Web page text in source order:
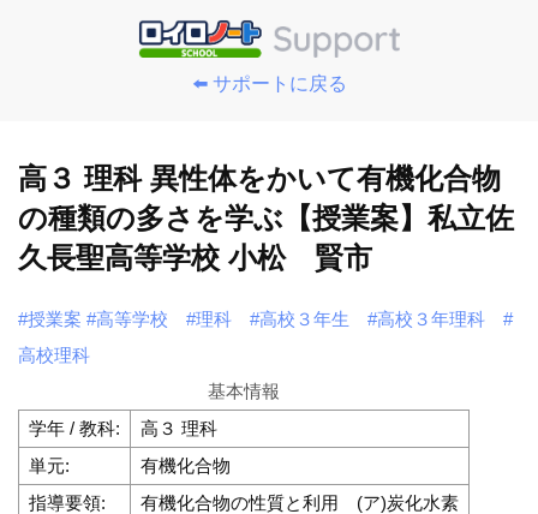
⬅️ サポートに戻る
高３ 理科 異性体をかいて有機化合物
の種類の多さを学ぶ【授業案】私立佐
久長聖高等学校 小松 賢市
#授業案 #高等学校 #理科 #高校３年生 #高校３年理科
#
高校理科
基本情報
学年 / 教科:
高３ 理科
単元:
有機化合物
指導要領:
有機化合物の性質と利用 (ア)炭化水素